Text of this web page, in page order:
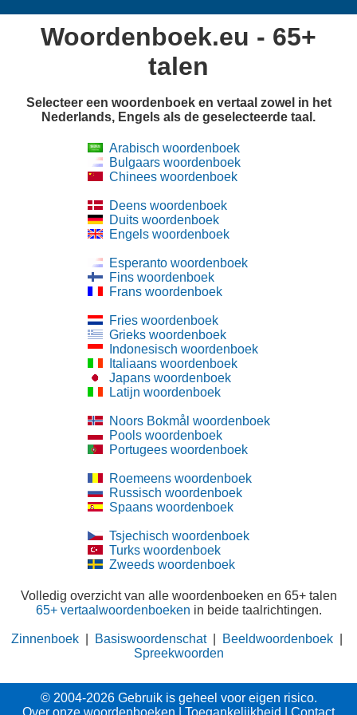
Woordenboek.eu - 65+
talen
Selecteer een woordenboek en vertaal zowel in het
Nederlands, Engels als de geselecteerde taal.
Arabisch woordenboek
Bulgaars woordenboek
Chinees woordenboek
Deens woordenboek
Duits woordenboek
Engels woordenboek
Esperanto woordenboek
Fins woordenboek
Frans woordenboek
Fries woordenboek
Grieks woordenboek
Indonesisch woordenboek
Italiaans woordenboek
Japans woordenboek
Latijn woordenboek
Noors Bokmål woordenboek
Pools woordenboek
Portugees woordenboek
Roemeens woordenboek
Russisch woordenboek
Spaans woordenboek
Tsjechisch woordenboek
Turks woordenboek
Zweeds woordenboek
Volledig overzicht van alle woordenboeken en 65+ talen
65+ vertaalwoordenboeken in beide taalrichtingen.
Zinnenboek Basiswoordenschat| Beeldwoordenboek
Spreekwoorden
© 2004-2026 Gebruik is geheel voor eigen risico.
Over onze woordenboeken
Toegankelijkheid Contact